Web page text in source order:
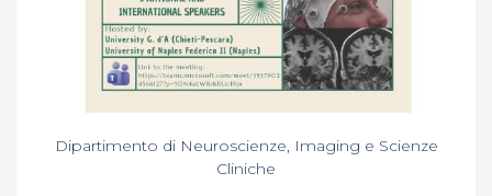
Dipartimento di Neuroscienze, Imaging e Scienze
Cliniche